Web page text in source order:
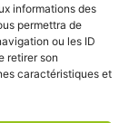
informations des
permettra de
ou les ID
retirer son
caractéristiques et